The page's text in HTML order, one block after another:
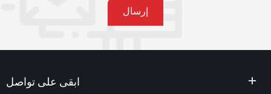
ابقى على تواصل